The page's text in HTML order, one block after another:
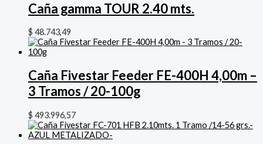
Caña gamma TOUR 2.40 mts.
$ 48.743,49
Caña Fivestar Feeder FE-400H 4,00m –
3 Tramos / 20-100g
$ 493.996,57